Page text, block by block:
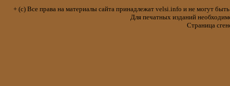
+ (с) Все права на материалы сайта принадлежат velsi.info и не могут
Для печатных изданий
Страница